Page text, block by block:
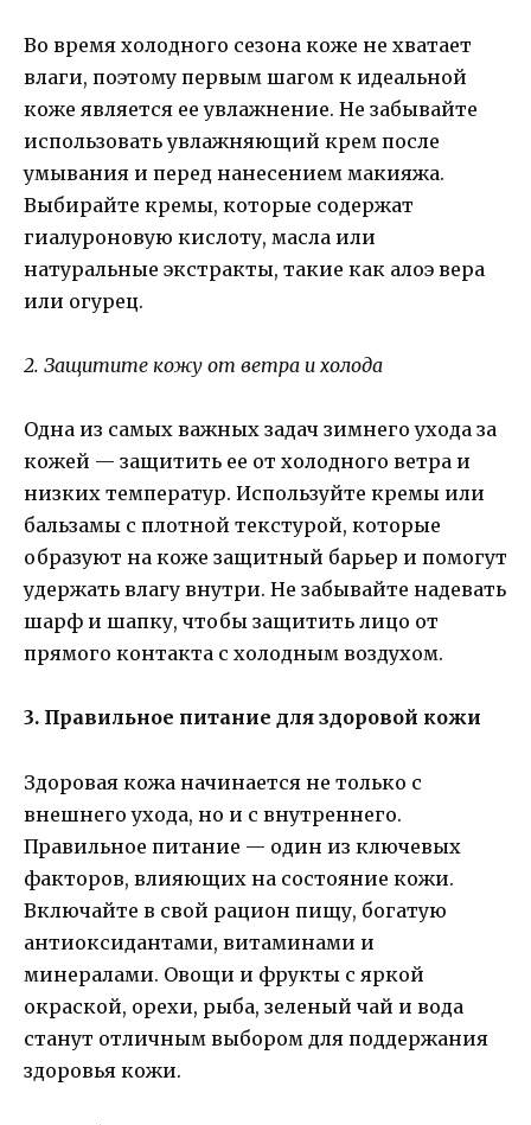
Во время холодного сезона коже не хватает
влаги, поэтому первым шагом к идеальной
коже является ее увлажнение. Не забывайте
использовать увлажняющий крем после
умывания и перед нанесением макияжа.
Выбирайте кремы, которые содержат
гиалуроновую кислоту, масла или
натуральные экстракты, такие как алоэ вера
или огурец.
2. Защитите кожу от ветра и холода
Одна из самых важных задач зимнего ухода за
кожей — защитить ее от холодного ветра и
низких температур. Используйте кремы или
бальзамы с плотной текстурой, которые
образуют на коже защитный барьер и помогут
удержать влагу внутри. Не забывайте надевать
шарф и шапку, чтобы защитить лицо от
прямого контакта с холодным воздухом.
3. Правильное питание для здоровой кожи
Здоровая кожа начинается не только с
внешнего ухода, но и с внутреннего.
Правильное питание — один из ключевых
факторов, влияющих на состояние кожи.
Включайте в свой рацион пищу, богатую
антиоксидантами, витаминами и
минералами. Овощи и фрукты с яркой
окраской, орехи, рыба, зеленый чай и вода
станут отличным выбором для поддержания
здоровья кожи.